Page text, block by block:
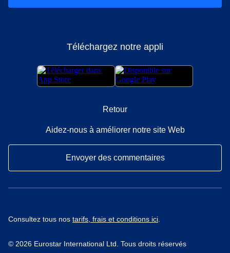
Téléchargez notre appli
Retour
Aidez-nous à améliorer notre site Web
Envoyer des commentaires
Consultez tous nos tarifs, frais et conditions ici
© 2026 Eurostar International Ltd. Tous droits réservés